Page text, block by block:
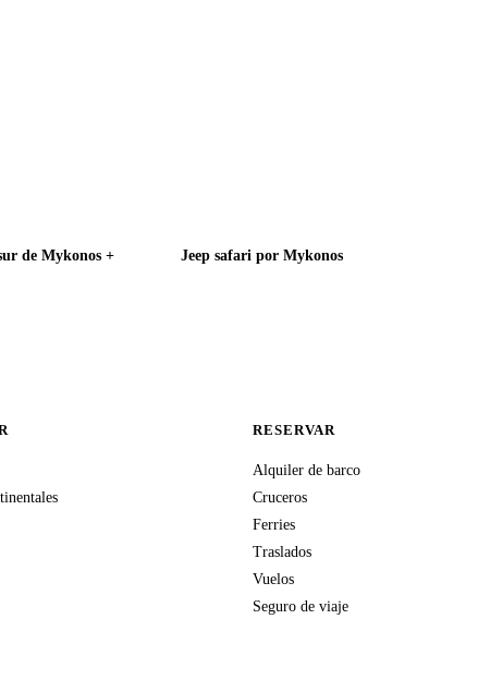
de Mykonos +
Jeep safari por Mykonos
RESERVAR
Alquiler de barco
Cruceros
Ferries
Traslados
Vuelos
Seguro de viaje